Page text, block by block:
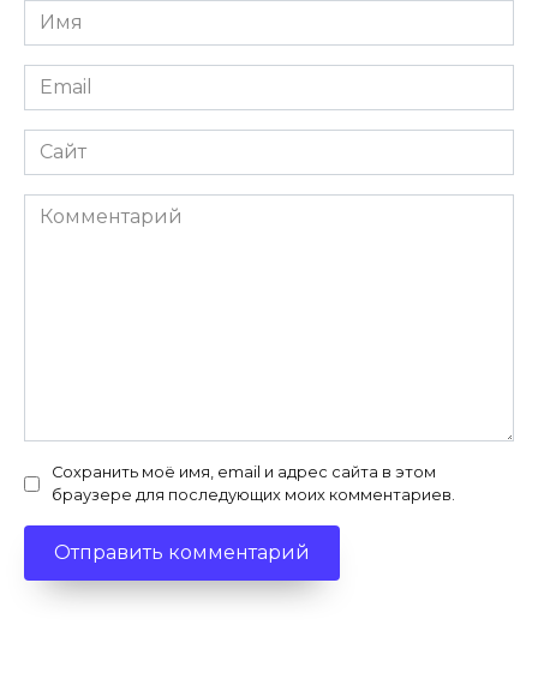
Имя
*
Email
*
Сайт
Комментарий
Сохранить моё имя, email и адрес сайта в этом
браузере для последующих моих комментариев.